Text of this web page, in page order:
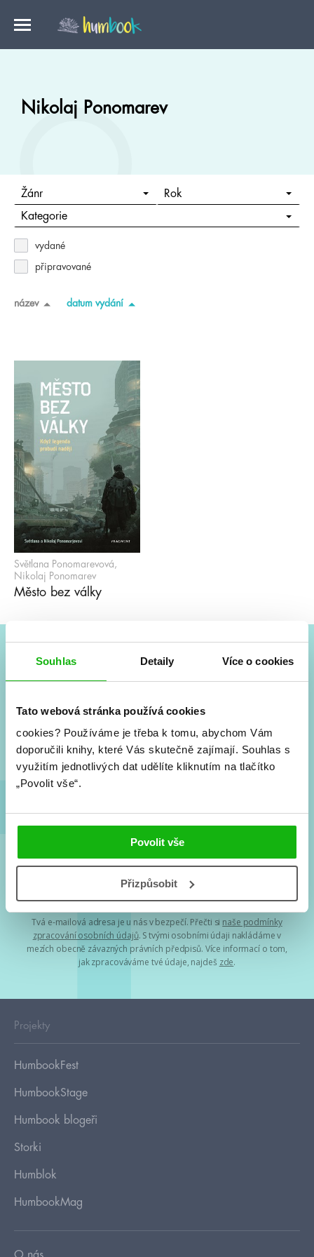
Souhlas Detaily Více o cookies
Tato webová stránka používá cookies
cookies? Používáme je třeba k tomu, abychom Vám
doporučili knihy, které Vás skutečně zajímají. Souhlas s
využitím jednotlivých dat udělíte kliknutím na tlačítko
„Povolit vše“.
Povolit vše
Přizpůsobit
Nikolaj Ponomarev
Žánr Rok
Kategorie
vydané
připravované
název datum vydání
Světlana Ponomarevová,
Nikolaj Ponomarev
Město bez války
#HumbookNews
Nové knihy, co se chystá, kvízy, soutěže, autoři, filmové
Souhlasím spodmínkami zpracování osobních údajů
Tvá e-mailová adresa je u nás v bezpečí. Přečti si naše podmínky
zpracování osobních údajů. S tvými osobními údaji nakládáme v
mezích obecně závazných právních předpisů. Více informací o tom,
jak zpracováváme tvé údaje, najdeš zde.
Projekty
HumbookFest
HumbookStage
Humbook blogeři
Storki
Humblok
HumbookMag